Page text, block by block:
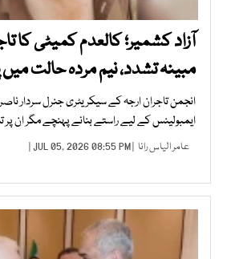
آزاد کشمیر؛ کالعدم کمیٹی کا
مبینہ تشدد، نیم مردہ حالت
انجمن تاجران ارجہ کے سیکریٹری جنرل سردار
ایمبولینس کے لیے راستے بنانے پہنچے مگر ان پر
عامر الیاس رانا | JUL 05, 2026 08:55 PM |